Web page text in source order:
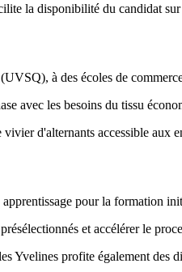
la disponibilité du candidat
à des écoles de
avec les besoins du tissu
d'alternants accessible aux
pour la formation
et accélérer le
Yvelines profite également des